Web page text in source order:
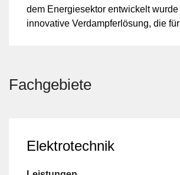
dem Energiesektor entwickelt
innovative Verdampferlösung, die
konzipiert wurde.
Fachgebiete
Elektrotechnik